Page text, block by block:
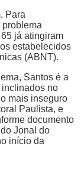
Para
já atingiram
estabelecidos
(ABNT).
Santos é a
no
mais inseguro
Paulista, e
documento
Jonal do
início da